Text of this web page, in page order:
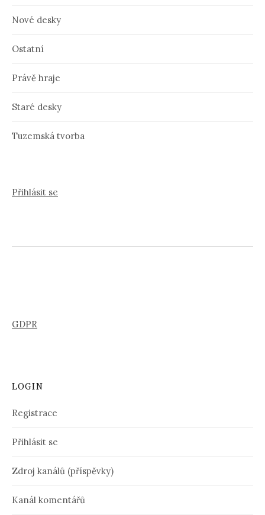
Nové desky
Ostatní
Právě hraje
Staré desky
Tuzemská tvorba
Přihlásit se
GDPR
LOGIN
Registrace
Přihlásit se
Zdroj kanálů (příspěvky)
Kanál komentářů